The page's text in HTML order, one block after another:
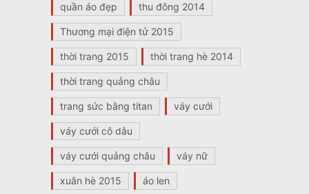
quần áo đẹp thu đông 2014
Thương mại điện tử 2015
thời trang 2015 thời trang hè 2014
thời trang quảng châu
trang sức bằng titan váy cưới
váy cưới cô dâu
váy cưới quảng châu váy nữ
xuân hè 2015 áo len